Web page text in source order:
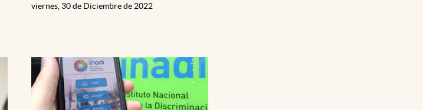
viernes, 30 de Diciembre de 2022